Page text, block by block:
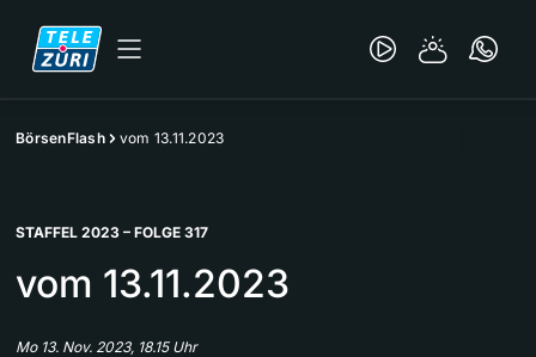
BörsenFlash vom 13.11.2023
STAFFEL 2023 – FOLGE 317
vom 13.11.2023
Mo 13. Nov. 2023, 18.15 Uhr